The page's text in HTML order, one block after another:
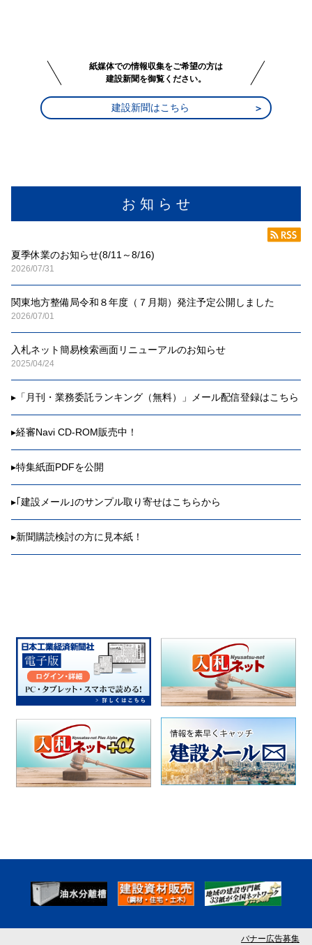
お 知 ら せ
夏季休業のお知らせ(8/11～8/16)
2026/07/31
関東地方整備局令和８年度（７月期）発注予定公開しました
2026/07/01
入札ネット簡易検索画面リニューアルのお知らせ
2025/04/24
▸ 「月刊・業務委託ランキング（無料）」メール配信登録はこちら
▸経審Navi CD-ROM販売中！
▸特集紙面PDFを公開
▸ ｢建設メール｣のサンプル取り寄せはこちらから
▸新聞購読検討の方に見本紙！
紙媒体での情報収集をご希望の方は
建設新聞を御覧ください。
建設新聞はこちら
バナー広告募集